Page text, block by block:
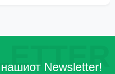
Newsletter!